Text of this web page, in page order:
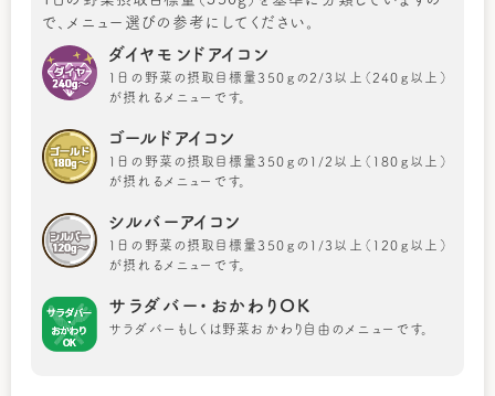
で、メニュー選びの参考にしてください。
ダイヤモンドアイコン
1日の野菜の摂取目標量350ｇの2/3以上（240ｇ以上）
が摂れるメニューです。
ゴールドアイコン
1日の野菜の摂取目標量350ｇの1/2以上（180ｇ以上）
が摂れるメニューです。
シルバーアイコン
1日の野菜の摂取目標量350ｇの1/3以上（120ｇ以上）
が摂れるメニューです。
サラダバー・おかわりOK
サラダバーもしくは野菜おかわり自由のメニューです。